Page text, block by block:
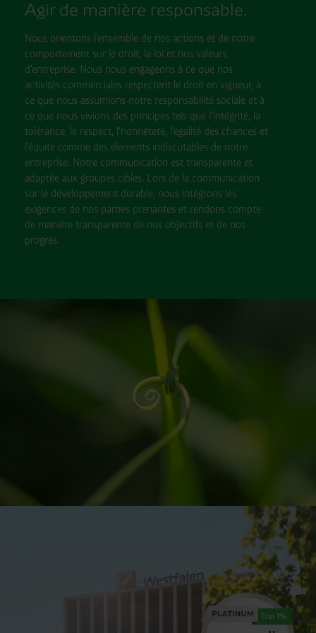
Agir de manière responsable.
Nous orientons l'ensemble de nos actions et de notre
comportement sur le droit, la loi et nos valeurs
d'entreprise. Nous nous engageons à ce que nos
activités commerciales respectent le droit en vigueur, à
ce que nous assumions notre responsabilité sociale et à
ce que nous vivions des principes tels que l'intégrité, la
tolérance, le respect, l'honnêteté, l'égalité des chances et
l'équité comme des éléments indiscutables de notre
entreprise. Notre communication est transparente et
adaptée aux groupes cibles. Lors de la communication
sur le développement durable, nous intégrons les
exigences de nos parties prenantes et rendons compte
de manière transparente de nos objectifs et de nos
progrès.